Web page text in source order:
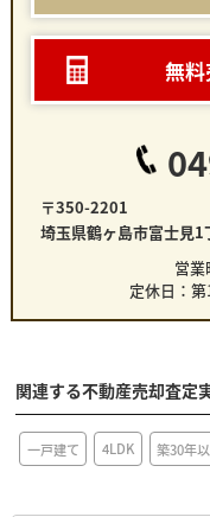
無
〒350-2201
埼玉県鶴ヶ島市富士見
営
定休日：
関連する不動産売却査定
一戸建て 4LDK 築30年